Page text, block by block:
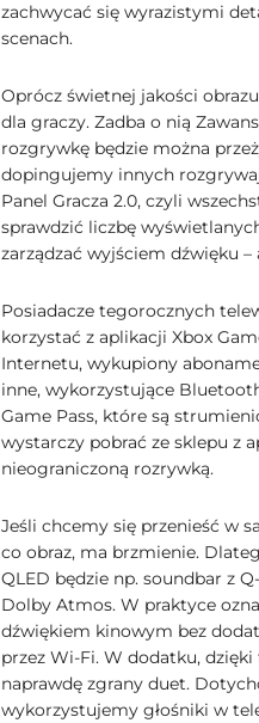
zachwycać się wyrazistymi
scenach.
Oprócz świetnej jakości
dla graczy. Zadba o nią
rozgrywkę będzie można
dopingujemy innych
Panel Gracza 2.0, czyli
sprawdzić liczbę
zarządzać wyjściem dźwięku
Posiadacze tegorocznych
korzystać z aplikacji Xbox
Internetu, wykupiony
inne, wykorzystujące
Game Pass, które są
wystarczy pobrać ze sklepu z
nieograniczoną rozrywką.
Jeśli chcemy się przenieść w
co obraz, ma brzmienie.
QLED będzie np. soundbar z
Dolby Atmos. W praktyce
dźwiękiem kinowym bez
przez Wi-Fi. W dodatku,
naprawdę zgrany duet.
wykorzystujemy głośniki w